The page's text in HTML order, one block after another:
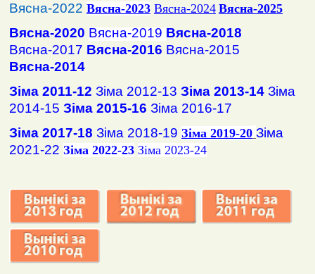
Вясна-2022 Вясна-2023 Вясна-2024 Вясна-2025
Вясна-2020 Вясна-2019 Вясна-2018
Вясна-2017 Вясна-2016 Вясна-2015
Вясна-2014
Зіма 2011-12 Зіма 2012-13 Зіма 2013-14 Зіма
2014-15 Зіма 2015-16 Зіма 2016-17
Зіма 2017-18 Зіма 2018-19 Зіма 2019-20 Зіма
2021-22 Зіма 2022-23 Зіма 2023-24